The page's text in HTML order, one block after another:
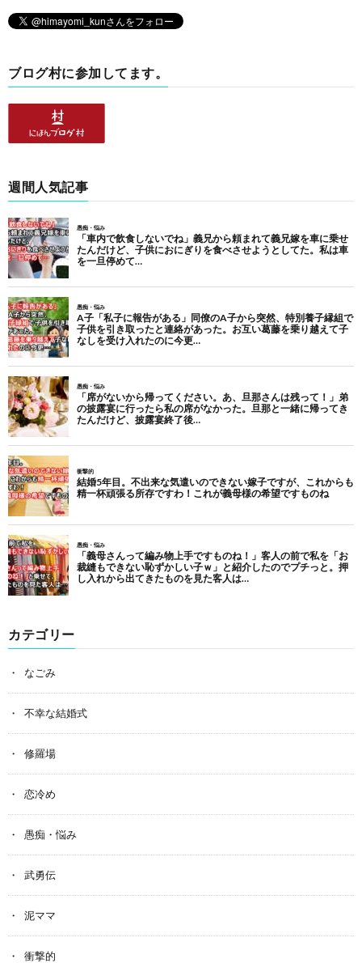
ブログ村に参加してます。
週間人気記事
カテゴリー
なごみ
不幸な結婚式
修羅場
恋冷め
愚痴・悩み
武勇伝
泥ママ
衝撃的